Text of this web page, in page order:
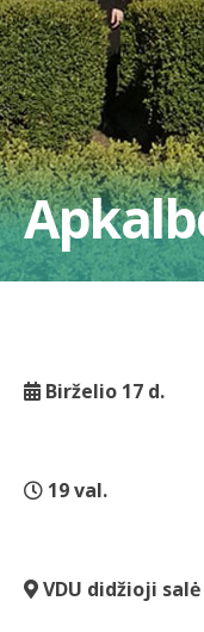
Birželio 17 d.
19 val.
VDU didžioji